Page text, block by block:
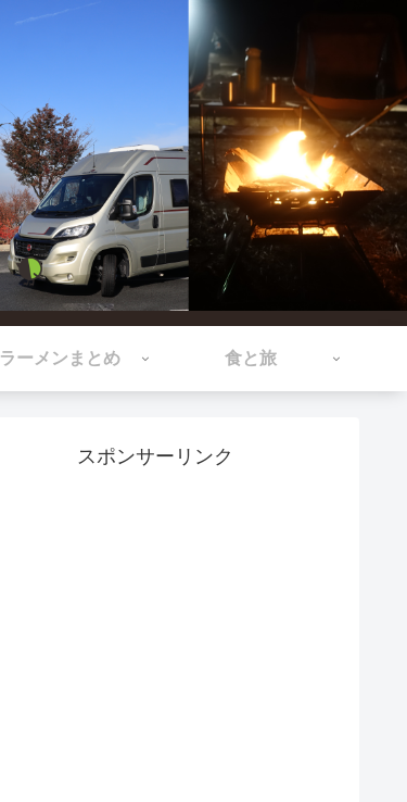
ラーメンまとめ 食と旅
スポンサーリンク